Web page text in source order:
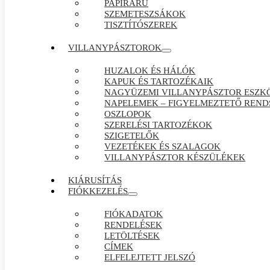
PAPÍRÁRÚ
SZEMETESZSÁKOK
TISZTÍTÓSZEREK
VILLANYPÁSZTOROK
HUZALOK ÉS HÁLÓK
KAPUK ÉS TARTOZÉKAIK
NAGYÜZEMI VILLANYPÁSZTOR
NAPELEMEK – FIGYELMEZTETŐ
OSZLOPOK
SZERELÉSI TARTOZÉKOK
SZIGETELŐK
VEZETÉKEK ÉS SZALAGOK
VILLANYPÁSZTOR KÉSZÜLÉKEK
KIÁRUSÍTÁS
FIÓKKEZELÉS
FIÓKADATOK
RENDELÉSEK
LETÖLTÉSEK
CÍMEK
ELFELEJTETT JELSZÓ